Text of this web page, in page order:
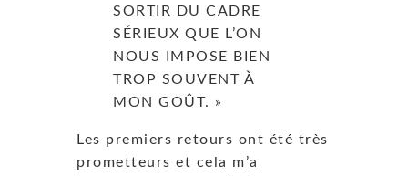
SORTIR DU CADRE
SÉRIEUX QUE L’ON
NOUS IMPOSE BIEN
TROP SOUVENT À
MON GOÛT. »
Les premiers retours ont été très
prometteurs et cela m’a